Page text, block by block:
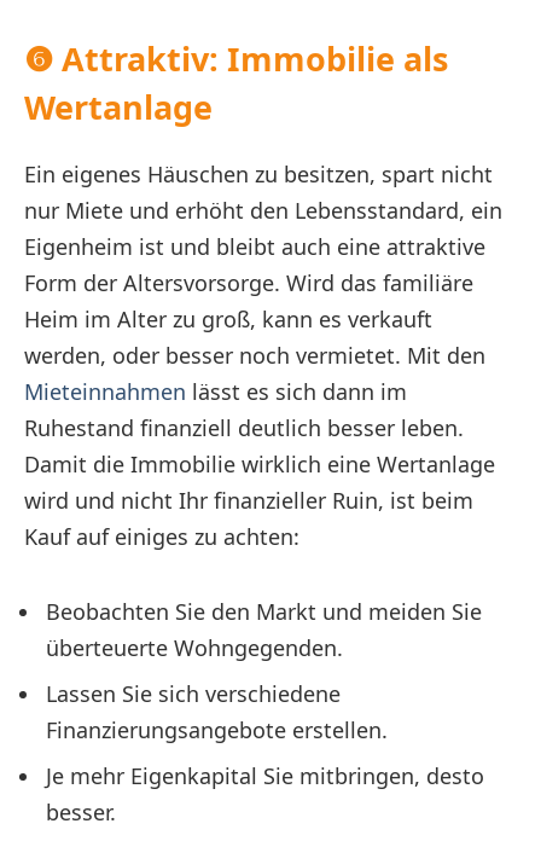
❻ Attraktiv: Immobilie als
Wertanlage
Ein eigenes Häuschen zu besitzen, spart nicht
nur Miete und erhöht den Lebensstandard, ein
Eigenheim ist und bleibt auch eine attraktive
Form der Altersvorsorge. Wird das familiäre
Heim im Alter zu groß, kann es verkauft
werden, oder besser noch vermietet. Mit den
Mieteinnahmen lässt es sich dann im
Ruhestand finanziell deutlich besser leben.
Damit die Immobilie wirklich eine Wertanlage
wird und nicht Ihr finanzieller Ruin, ist beim
Kauf auf einiges zu achten:
Beobachten Sie den Markt und meiden Sie
überteuerte Wohngegenden.
Lassen Sie sich verschiedene
Finanzierungsangebote erstellen.
Je mehr Eigenkapital Sie mitbringen, desto
besser.